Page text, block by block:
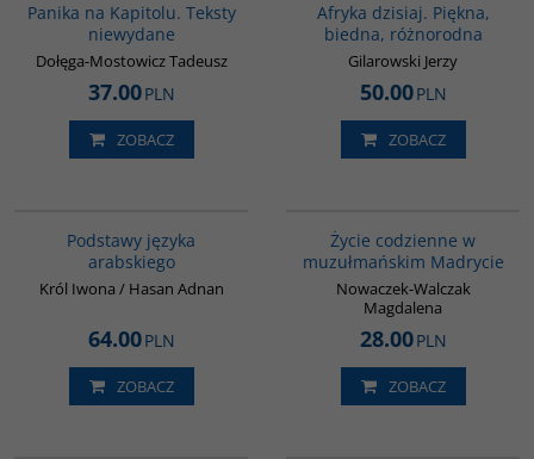
Panika na Kapitolu. Teksty
niewydane
Dołęga-Mostowicz Tadeusz
37.00PLN
ZOBACZ
Afryka dzisiaj. Piękna,
biedna, różnorodna
Gilarowski Jerzy
50.00PLN
ZOBACZ
Podstawy języka
arabskiego
Król Iwona / Hasan Adnan
64.00PLN
ZOBACZ
Życie codzienne w
muzułmańskim Madrycie
Nowaczek-Walczak
Magdalena
28.00PLN
ZOBACZ